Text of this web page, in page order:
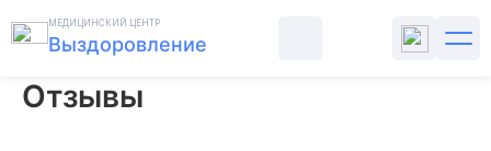
МЕДИЦИНСКИЙ ЦЕНТР
Выздоровление
Главная О клинике
Отзывы